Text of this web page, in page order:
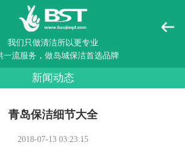
我们只做清洁所以更专业
一流服务，做岛城保洁首选品牌
新闻动态
青岛保洁细节大全
2018-07-13 03:23:15